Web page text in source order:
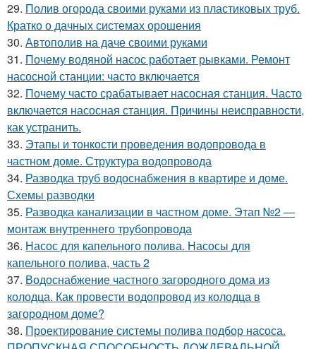
29. Полив огорода своими руками из пластиковых труб.
Кратко о дачных системах орошения
30. Автополив на даче своими руками
31. Почему водяной насос работает рывками. Ремонт
насосной станции: часто включается
32. Почему часто срабатывает насосная станция. Часто
включается насосная станция. Причины неисправности,
как устранить.
33. Этапы и тонкости проведения водопровода в
частном доме. Структура водопровода
34. Разводка труб водоснабжения в квартире и доме.
Схемы разводки
35. Разводка канализации в частном доме. Этап №2 —
монтаж внутреннего трубопровода
36. Насос для капельного полива. Насосы для
капельного полива, часть 2
37. Водоснабжение частного загородного дома из
колодца. Как провести водопровод из колодца в
загородном доме?
38. Проектирование системы полива подбор насоса.